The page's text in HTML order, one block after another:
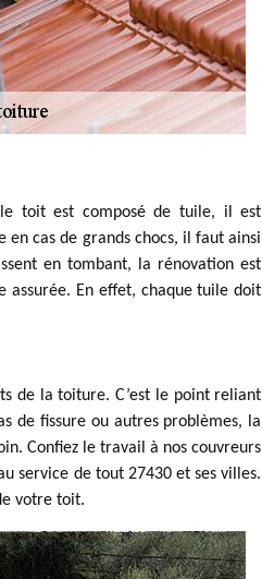
toit est composé de tuile, il est
cas de grands chocs, il faut ainsi
en tombant, la rénovation est
assurée. En effet, chaque tuile doit
de la toiture. C’est le point reliant
de fissure ou autres problèmes, la
Confiez le travail à nos couvreurs
service de tout 27430 et ses villes.
votre toit.